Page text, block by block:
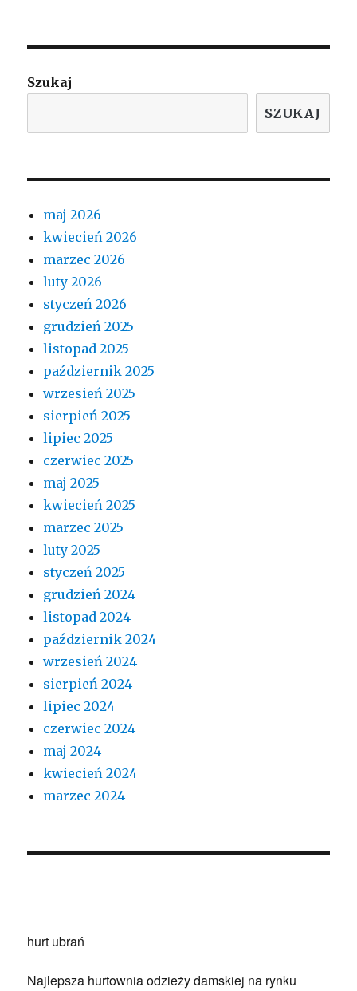
Szukaj
SZUKAJ
maj 2026
kwiecień 2026
marzec 2026
luty 2026
styczeń 2026
grudzień 2025
listopad 2025
październik 2025
wrzesień 2025
sierpień 2025
lipiec 2025
czerwiec 2025
maj 2025
kwiecień 2025
marzec 2025
luty 2025
styczeń 2025
grudzień 2024
listopad 2024
październik 2024
wrzesień 2024
sierpień 2024
lipiec 2024
czerwiec 2024
maj 2024
kwiecień 2024
marzec 2024
hurt ubrań
Najlepsza hurtownia odzieży damskiej na rynku